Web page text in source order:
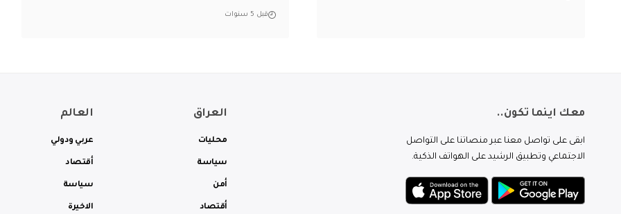
قبل 5 سنوات
معك اينما تكون..
ابقى على تواصل معنا عبر منصاتنا على التواصل
الاجتماعي وتطبيق الرشيد على الهواتف الذكية.
العراق
محليات
سياسة
أمن
أقتصاد
العالم
عربي ودولي
أقتصاد
سياسة
الاخيرة